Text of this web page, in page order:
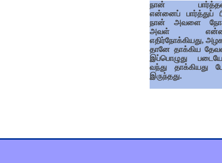
நான்
என்னைப் பார்த்துப்
நான் அவளை
அவள்
எதிர்நோக்கியது,
தானே தாக்கிய
இப்பொழுது
வந்து தாக்கியது
இருந்தது.